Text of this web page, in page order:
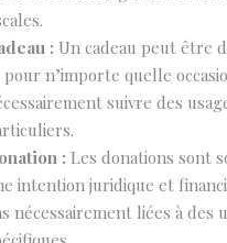
: Un cadeau peut être
n’importe quelle
suivre des
: Les donations sont
intention juridique et
nécessairement liées à des